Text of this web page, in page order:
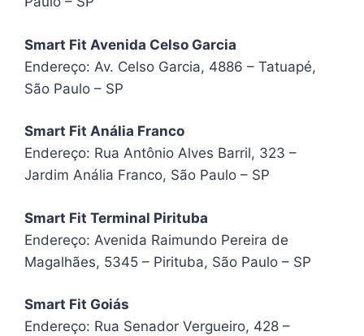
Smart Fit Avenida Celso Garcia
Endereço: Av. Celso Garcia, 4886 – Tatuapé,
São Paulo – SP
Smart Fit Anália Franco
Endereço: Rua Antônio Alves Barril, 323 –
Jardim Anália Franco, São Paulo – SP
Smart Fit Terminal Pirituba
Endereço: Avenida Raimundo Pereira de
Magalhães, 5345 – Pirituba, São Paulo – SP
Smart Fit Goiás
Endereço: Rua Senador Vergueiro, 428 –